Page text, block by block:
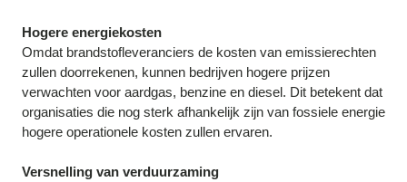
Hogere energiekosten
Omdat brandstofleveranciers de kosten van emissierechten
zullen doorrekenen, kunnen bedrijven hogere prijzen
verwachten voor aardgas, benzine en diesel. Dit betekent dat
organisaties die nog sterk afhankelijk zijn van fossiele energie
hogere operationele kosten zullen ervaren.
Versnelling van verduurzaming